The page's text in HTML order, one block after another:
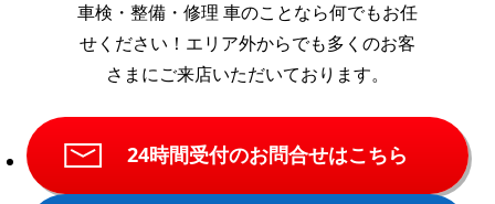
車検・整備・修理 車のことなら何でもお任
せください！ エリア外からでも多くのお客
さまにご来店いただいております。
24時間受付のお問合せはこちら